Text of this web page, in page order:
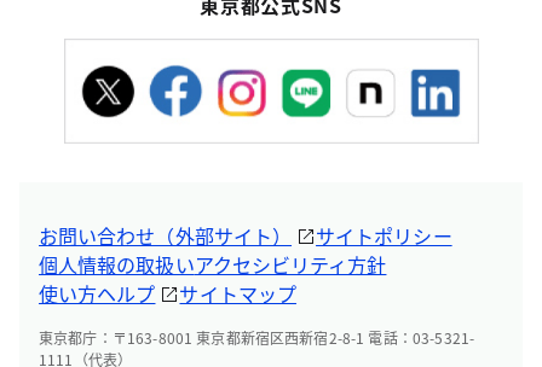
お問い合わせ（外部サイト）
サイトポリシー
個人情報の取扱いアクセシビリティ方針
使い方ヘルプ
サイトマップ
東京都庁：〒163-8001 東京都新宿区西新宿2-8-1 電話：03-5321-
1111（代表）